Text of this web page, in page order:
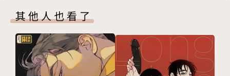
其他人也看了